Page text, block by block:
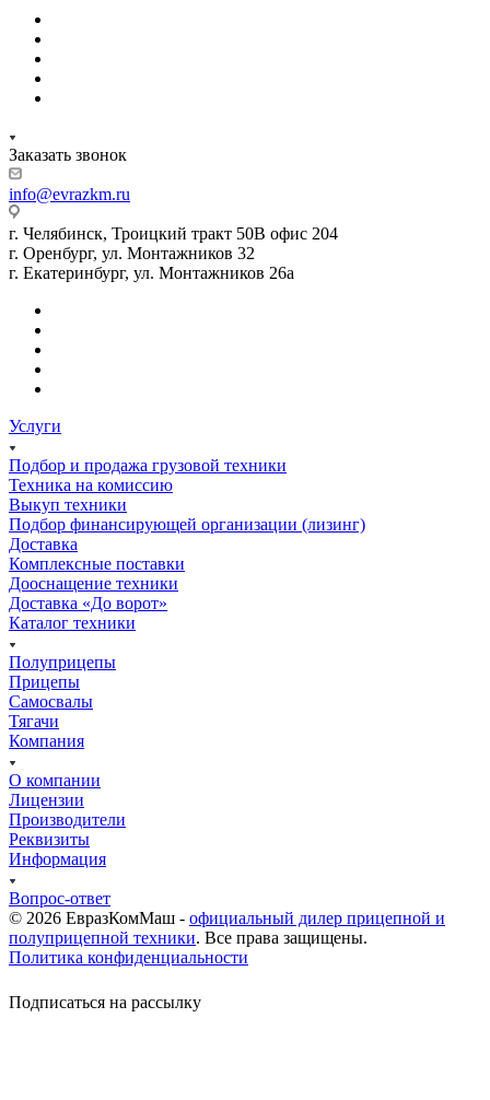
Заказать звонок
info@evrazkm.ru
г. Челябинск, Троицкий тракт 50В офис 204
г. Оренбург, ул. Монтажников 32
г. Екатеринбург, ул. Монтажников 26а
Услуги
Подбор и продажа грузовой техники
Техника на комиссию
Выкуп техники
Подбор финансирующей организации (лизинг)
Доставка
Комплексные поставки
Дооснащение техники
Доставка «До ворот»
Каталог техники
Полуприцепы
Прицепы
Самосвалы
Тягачи
Компания
О компании
Лицензии
Производители
Реквизиты
Информация
Вопрос-ответ
© 2026 ЕвразКомМаш - официальный дилер прицепной и
полуприцепной техники. Все права защищены.
Политика конфиденциальности
Подписаться на рассылку